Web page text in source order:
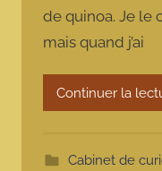
de quinoa. Je le
mais quand j’ai
Continuer la
Cabinet de